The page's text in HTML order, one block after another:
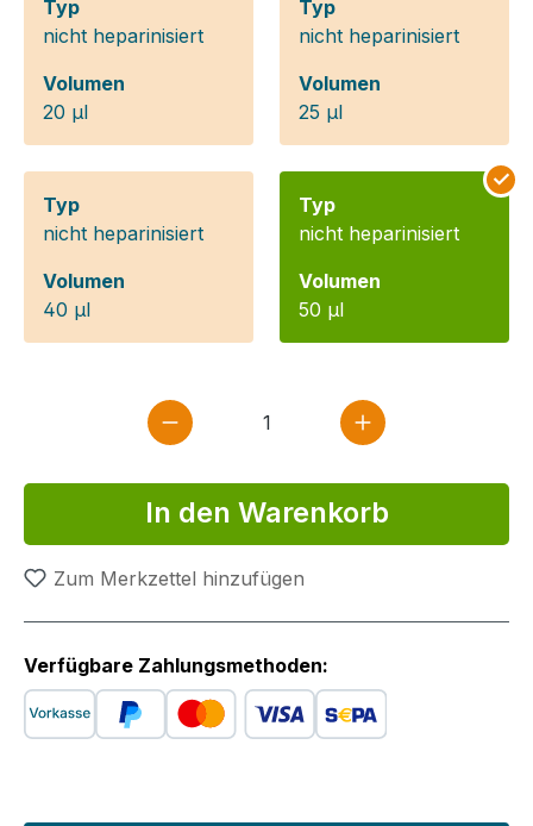
Typ
nicht heparinisiert
Volumen
20 µl
Typ
nicht heparinisiert
Volumen
25 µl
Typ
nicht heparinisiert
Volumen
40 µl
Typ
nicht heparinisiert
Volumen
50 µl
Produkt Anzahl: Gib den
In den Warenkorb
Zum Merkzettel hinzufügen
Verfügbare Zahlungsmethoden: